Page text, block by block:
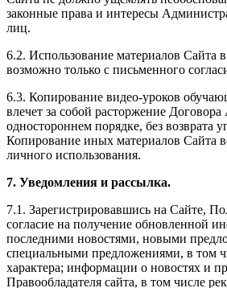
законные права и интересы
лиц.
6.2. Использование материалов Сайта
возможно только с письменного
6.3. Копирование видео-уроков
влечет за собой расторжение
одностороннем порядке, без возврата
Копирование иных материалов Сайта
личного использования.
7. Уведомления и рассылка.
7.1. Зарегистрировавшись на Сайте,
согласие на получение обновленной
последними новостями, новыми
специальными предложениями, в том
характера; информации о новостях и
Правообладателя сайта, в том числе